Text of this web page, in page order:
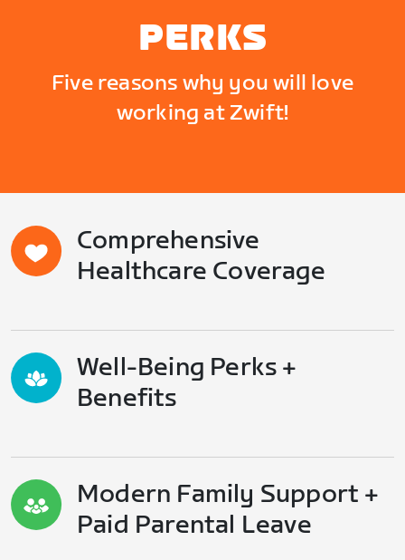
PERKS
Five reasons why you will love
working at Zwift!
Comprehensive
Healthcare Coverage
Well-Being Perks +
Benefits
Modern Family Support +
Paid Parental Leave